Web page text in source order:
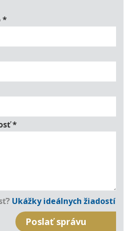
*
*
Ukážky ideálnych žiadostí